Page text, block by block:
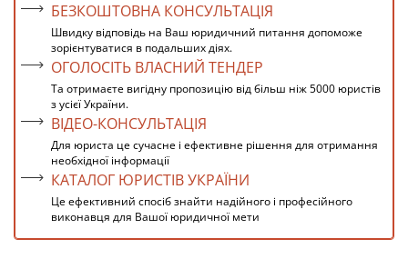
БЕЗКОШТОВНА КОНСУЛЬТАЦІЯ
Швидку відповідь на Ваш юридичний питання допоможе
зорієнтуватися в подальших діях.
ОГОЛОСІТЬ ВЛАСНИЙ ТЕНДЕР
Та отримаєте вигідну пропозицію від більш ніж 5000 юристів
з усієї України.
ВІДЕО-КОНСУЛЬТАЦІЯ
Для юриста це сучасне і ефективне рішення для отримання
необхідної інформації
КАТАЛОГ ЮРИСТІВ УКРАЇНИ
Це ефективний спосіб знайти надійного і професійного
виконавця для Вашої юридичної мети